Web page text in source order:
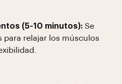
(5-10 minutos): Se
relajar los músculos